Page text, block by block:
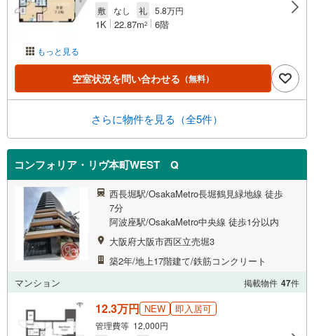
もっと見る
敷
なし 礼 5.8万円
1K 22.87m2 6階
空室状況を問い合わせる （無料）
さらに物件を見る（全5件）
コンフォリア・リヴ本町WEST Q
西長堀駅/OsakaMetro長堀鶴見緑地線 徒歩
7分
阿波座駅/OsakaMetro中央線 徒歩1分以内
大阪府大阪市西区立売堀3
築2年/地上17階建て/鉄筋コンクリート
マンション
掲載物件 47件
12.3万円 NEW 即入居可
管理費等 12,000円